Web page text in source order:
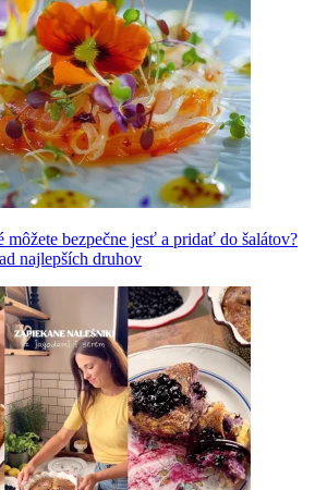
môžete bezpečne jesť a pridať do šalátov?
najlepších druhov